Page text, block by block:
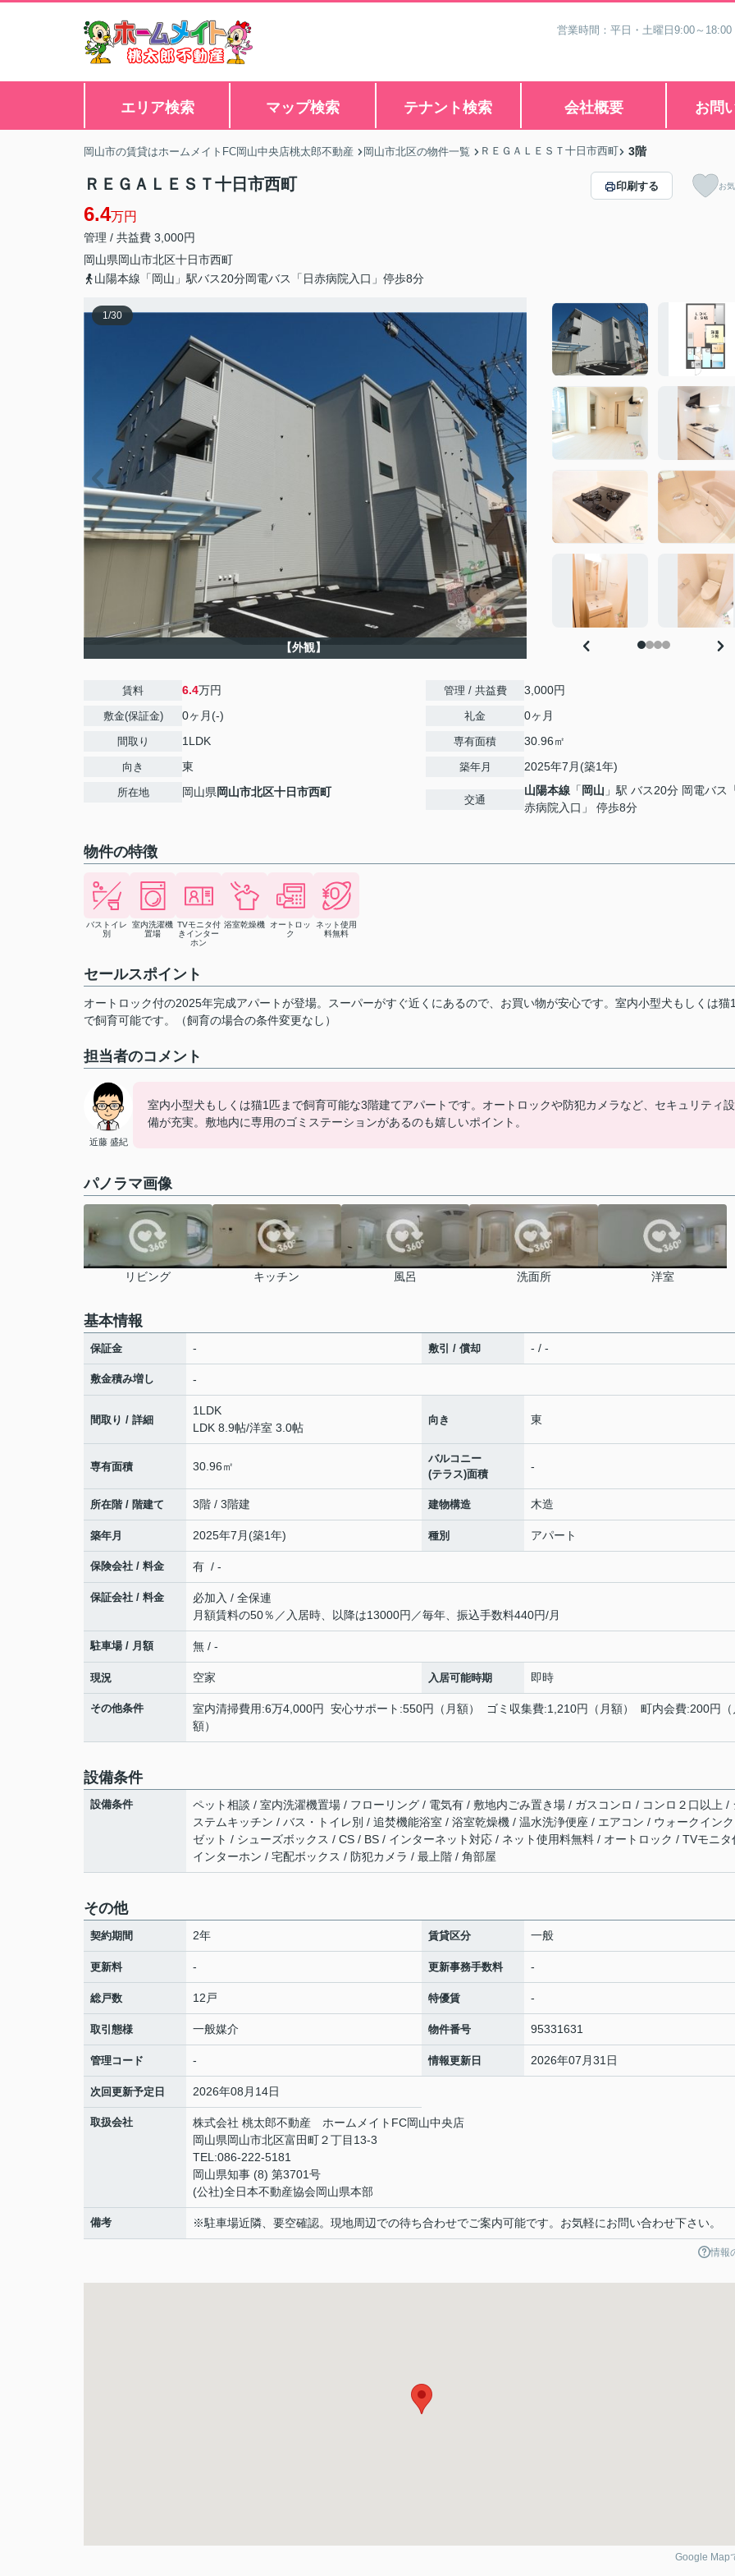
営業時間：平日・土曜日9:00～
エリア検索 マップ検索 テナント検索 会社概要 お問
岡山市の賃貸はホームメイトFC岡山中央店桃太郎不動産 岡山市北区の物件一覧 ＲＥＧＡＬＥＳＴ十日市西町 3階
ＲＥＧＡＬＥＳＴ十日市西町
6.4万円
管理 / 共益費 3,000円
岡山県岡山市北区十日市西町
山陽本線「岡山」駅バス20分岡電バス「日赤病院入口」停歩8分
印刷する お
1/30
【外観】
賃料 6.4万円
敷金(保証金) 0ヶ月(-)
間取り 1LDK
向き 東
所在地 岡山県岡山市北区十日市西町
管理 / 共益費 3,000円
礼金 0ヶ月
専有面積 30.96㎡
築年月 2025年7月(築1年)
交通
山陽本線 「 岡山 」駅 バス20分 岡電バス
赤病院入口」 停歩8分
物件の特徴
バストイレ
別
室内洗濯機
置場
TVモニタ付
きインター
ホン
浴室乾燥機
オートロッ
ク
ネット使用
料無料
セールスポイント
オートロック付の2025年完成アパートが登場。スーパーがすぐ近くにあるので、お買い物が安心です。室内小型犬もしくは猫
で飼育可能です。（飼育の場合の条件変更なし）
担当者のコメント
近藤 盛紀
室内小型犬もしくは猫1匹まで飼育可能な3階建てアパートです。オートロックや防犯カメラなど、セキュリティ設
備が充実。敷地内に専用のゴミステーションがあるのも嬉しいポイント。
パノラマ画像
リビング キッチン 風呂 洗面所 洋室
基本情報
保証金 - 敷引 / 償却 - / -
敷金積み増し -
間取り / 詳細
1LDK
LDK 8.9帖/洋室 3.0帖
向き 東
専有面積 30.96㎡
バルコニー
(テラス)面積
-
所在階 / 階建て 3階 / 3階建 建物構造 木造
築年月 2025年7月(築1年) 種別 アパート
保険会社 / 料金 有 / -
保証会社 / 料金
必加入 / 全保連
月額賃料の50％／入居時、以降は13000円／毎年、振込手数料440円/月
駐車場 / 月額 無 / -
現況 空家 入居可能時期 即時
その他条件
室内清掃費用:6万4,000円 安心サポート:550円（月額） ゴミ収集費:1,210円（月額） 町内会費:200円（
額）
設備条件
設備条件
ペット相談 / 室内洗濯機置場 / フローリング / 電気有 / 敷地内ごみ置き場 / ガスコンロ / コンロ２口以上 /
ステムキッチン / バス・トイレ別 / 追焚機能浴室 / 浴室乾燥機 / 温水洗浄便座 / エアコン / ウォークインク
ゼット / シューズボックス / CS / BS / インターネット対応 / ネット使用料無料 / オートロック / TVモニタ
インターホン / 宅配ボックス / 防犯カメラ / 最上階 / 角部屋
その他
契約期間 2年 賃貸区分 一般
更新料 - 更新事務手数料 -
総戸数 12戸 特優賃 -
取引態様 一般媒介 物件番号 95331631
管理コード - 情報更新日 2026年07月31日
次回更新予定日 2026年08月14日
取扱会社
株式会社 桃太郎不動産 ホームメイトFC岡山中央店
岡山県岡山市北区富田町２丁目13-3
TEL:086-222-5181
岡山県知事 (8) 第3701号
(公社)全日本不動産協会岡山県本部
備考 ※駐車場近隣、要空確認。現地周辺での待ち合わせでご案内可能です。お気軽にお問い合わせ下さい。
情報
Google Map